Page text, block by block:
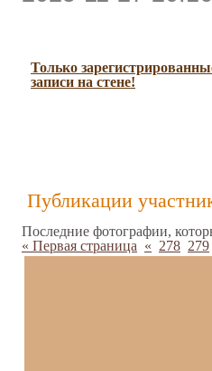
Только
записи на стене!
Публикации
Последние фотографии,
« Первая страница « 278 279